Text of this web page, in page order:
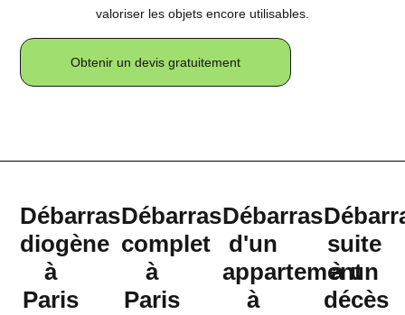
valoriser les objets encore utilisables.
Obtenir un devis gratuitement
Débarras
diogène
à
Paris
Débarras
complet
à
Paris
Débarras
d'un
appartement
à
suite
à un
décès